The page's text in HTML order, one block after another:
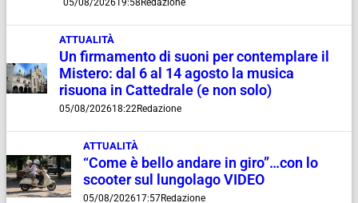
05/08/202619:58 Redazione
ATTUALITÀ
Un firmamento di suoni per contemplare il
Mistero: dal 6 al 14 agosto la musica
risuona in Cattedrale (e non solo)
05/08/202618:22Redazione
ATTUALITÀ
“Come è bello andare in giro”…con lo
scooter sul lungolago VIDEO
05/08/202617:57Redazione